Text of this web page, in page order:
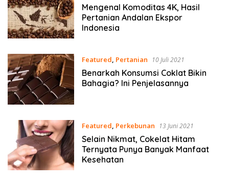
Agustus 2021
Mengenal Komoditas 4K, Hasil
Pertanian Andalan Ekspor
Indonesia
Featured, Pertanian 10 Juli 2021
Benarkah Konsumsi Coklat Bikin
Bahagia? Ini Penjelasannya
Featured, Perkebunan 13 Juni 2021
Selain Nikmat, Cokelat Hitam
Ternyata Punya Banyak Manfaat
Kesehatan